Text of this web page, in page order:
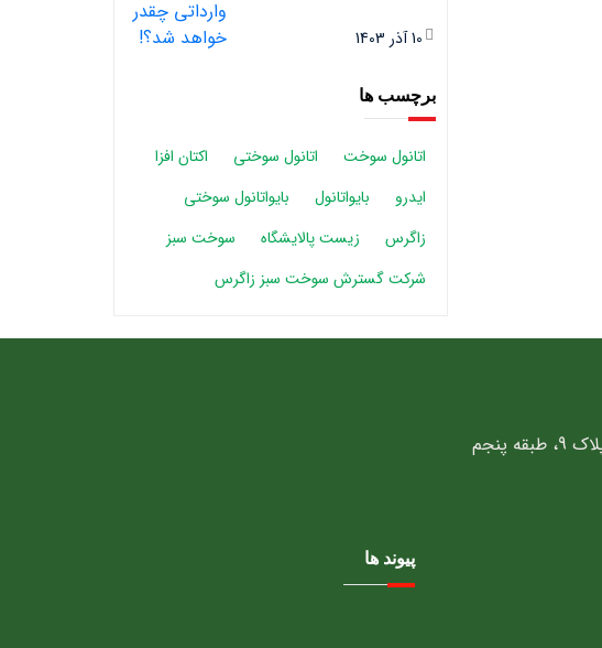
10 آذر 1403
برچسب ها
اتانول سوخت اتانول سوختی
اکتان افزا
ایدرو
بایواتانول
بایواتانول سوختی
زاگرس
زیست پالایشگاه
سوخت سبز
شرکت گسترش سوخت سبز زاگرس
پیوند ها